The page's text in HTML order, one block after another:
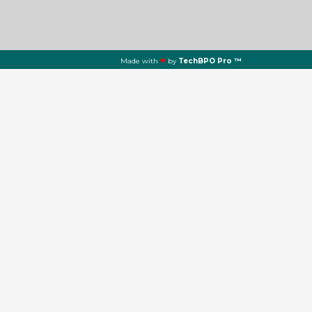
Made with ❤ by TechBPO Pro ™